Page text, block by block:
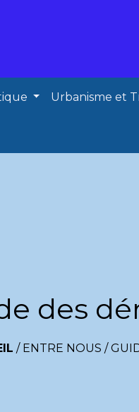
Urbanisme et
des
/ ENTRE NOUS /